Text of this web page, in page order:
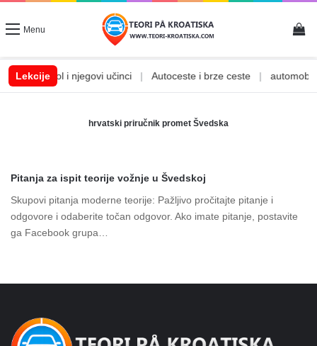
Menu
Lekcije
Alkohol i njegovi učinci Autoceste i brze ceste
hrvatski priručnik promet Švedska
Pitanja za ispit teorije vožnje u Švedskoj
Skupovi pitanja moderne teorije: Pažljivo pročitajte pitanje i
odgovore i odaberite točan odgovor. Ako imate pitanje, postavite
ga Facebook grupa…